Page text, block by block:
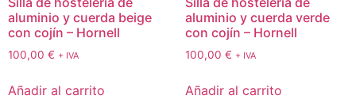
aluminio y cuerda beige
con cojín – Hornell
100,00 € + IVA
Añadir al carrito
aluminio y cuerda verde
con cojín – Hornell
100,00 € + IVA
Añadir al carrito